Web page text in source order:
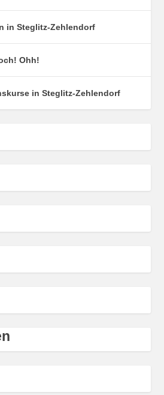
in Steglitz-Zehlendorf
Ohh!
in Steglitz-Zehlendorf